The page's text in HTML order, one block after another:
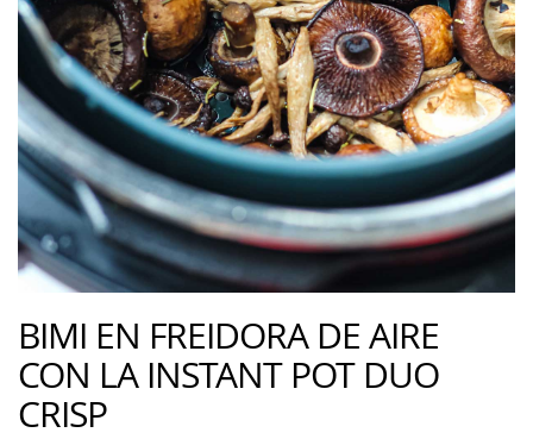
BIMI EN FREIDORA DE AIRE
CON LA INSTANT POT DUO
CRISP